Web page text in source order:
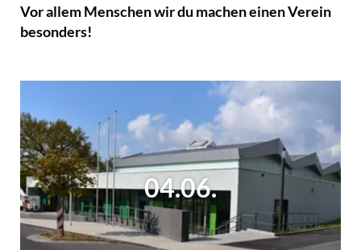
Vor allem Menschen wir du machen einen Verein
besonders!
04.06.